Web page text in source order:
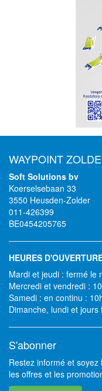
WAYPOINT
Soft Solutions bv
Koerselsebaan 33
3550 Heusden-Zolder
011-426399
BE0454205765
HEURES
Mardi et jeudi : fermé le
Mercredi et vendredi :
Samedi : en continu :
Dimanche, lundi et
S'abonner
Restez informé et
les offres et les